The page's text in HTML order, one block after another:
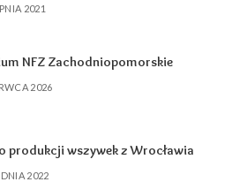
2021
NFZ Zachodniopomorskie
2026
produkcji wszywek z Wrocławia
2022